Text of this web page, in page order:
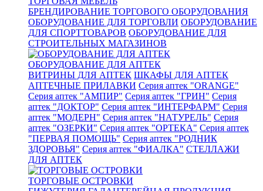
БРЕНДИРОВАНИЕ ТОРГОВОГО ОБОРУДОВАНИЯ
ОБОРУДОВАНИЕ ДЛЯ ТОРГОВЛИ ОБОРУДОВАНИЕ
ДЛЯ СПОРТТОВАРОВ ОБОРУДОВАНИЕ ДЛЯ
СТРОИТЕЛЬНЫХ МАГАЗИНОВ
ОБОРУДОВАНИЕ ДЛЯ АПТЕК
ВИТРИНЫ ДЛЯ АПТЕК ШКАФЫ ДЛЯ АПТЕК
АПТЕЧНЫЕ ПРИЛАВКИ Серия аптек "ORANGE"
Серия аптек "АМПИР" Серия аптек "ГРИН" Серия
аптек "ДОКТОР" Серия аптек "ИНТЕРФАРМ" Серия
аптек "МОДЕРН" Серия аптек "НАТУРЕЛЬ" Серия
аптек "ОЗЕРКИ" Серия аптек "ОРТЕКА" Серия аптек
"ПЕРВАЯ ПОМОЩЬ" Серия аптек "РОДНИК
ЗДОРОВЬЯ" Серия аптек "ФИАЛКА" СТЕЛЛАЖИ
ДЛЯ АПТЕК
ТОРГОВЫЕ ОСТРОВКИ